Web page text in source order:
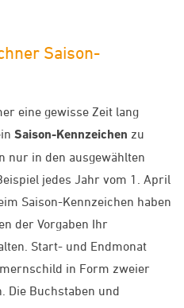
Saison-
eine gewisse Zeit lang
Saison-Kennzeichen zu
nur in den ausgewählten
jedes Jahr vom 1. April
Saison-Kennzeichen haben
der Vorgaben Ihr
Start- und Endmonat
in Form zweier
Die Buchstaben und